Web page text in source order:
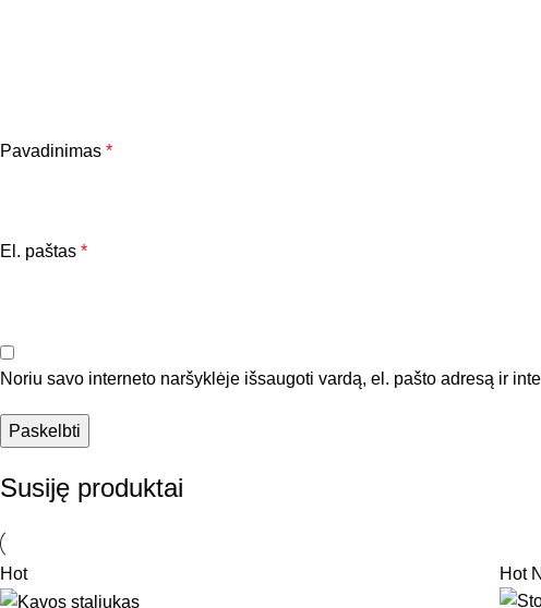
Pavadinimas *
El. paštas *
Noriu savo interneto naršyklėje išsaugoti vardą, el. pašto adresą ir
Susiję produktai
Hot Hot